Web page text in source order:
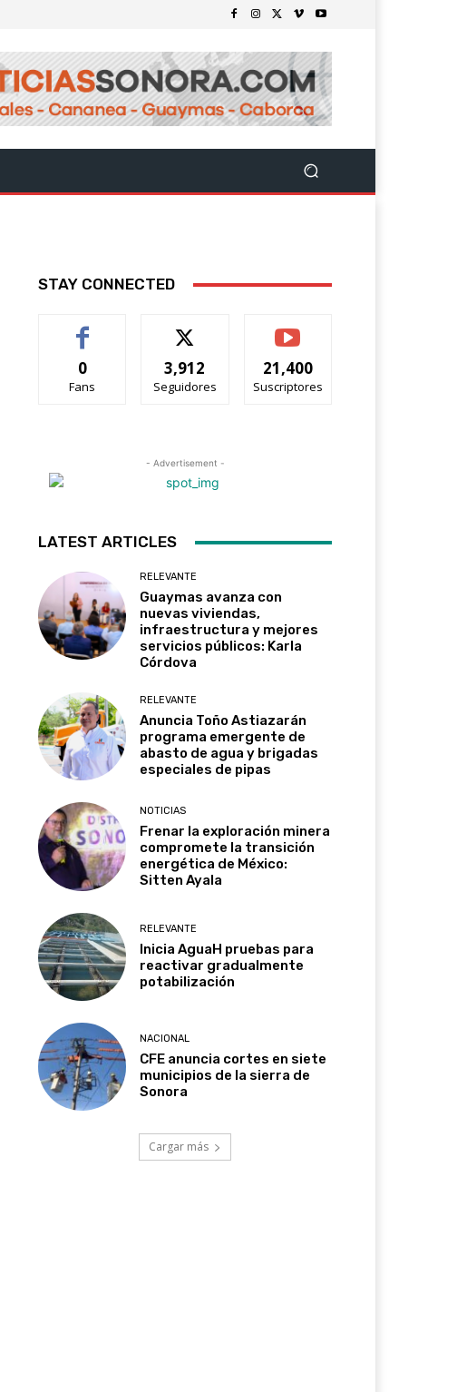
STAY CONNECTED
0
Fans
3,912
Seguidores
21,400
Suscriptores
- Advertisement -
LATEST ARTICLES
RELEVANTE
Guaymas avanza con
nuevas viviendas,
infraestructura y mejores
servicios públicos: Karla
Córdova
RELEVANTE
Anuncia Toño Astiazarán
programa emergente de
abasto de agua y brigadas
especiales de pipas
NOTICIAS
Frenar la exploración minera
compromete la transición
energética de México:
Sitten Ayala
RELEVANTE
Inicia AguaH pruebas para
reactivar gradualmente
potabilización
NACIONAL
CFE anuncia cortes en siete
municipios de la sierra de
Sonora
Cargar más